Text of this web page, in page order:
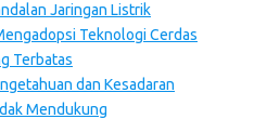
Jaringan Listrik
Teknologi Cerdas
Terbatas
dan Kesadaran
Mendukung